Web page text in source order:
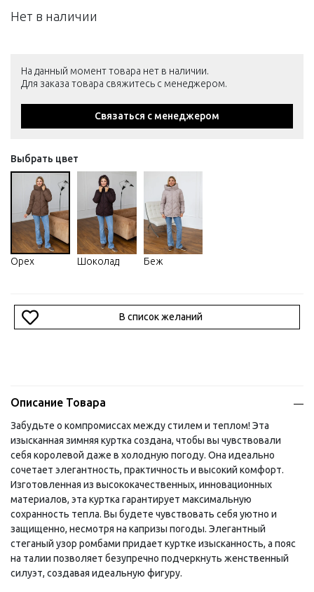
Нет в наличии
На данный момент товара нет в наличии.
Для заказа товара свяжитесь с менеджером.
Связаться с менеджером
Выбрать цвет
Орех Шоколад Беж
В список желаний
Описание Товара
Забудьте о компромиссах между стилем и теплом! Эта
изысканная зимняя куртка создана, чтобы вы чувствовали
себя королевой даже в холодную погоду. Она идеально
сочетает элегантность, практичность и высокий комфорт.
Изготовленная из высококачественных, инновационных
материалов, эта куртка гарантирует максимальную
сохранность тепла. Вы будете чувствовать себя уютно и
защищенно, несмотря на капризы погоды. Элегантный
стеганый узор ромбами придает куртке изысканность, а пояс
на талии позволяет безупречно подчеркнуть женственный
силуэт, создавая идеальную фигуру.